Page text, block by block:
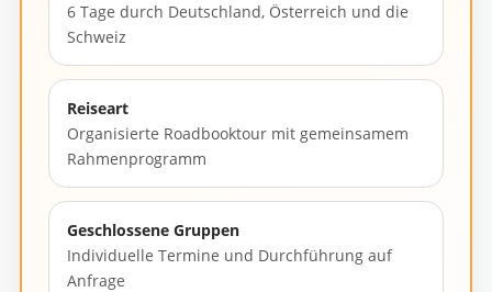
6 Tage durch Deutschland, Österreich und die
Schweiz
Reiseart
Organisierte Roadbooktour mit gemeinsamem
Rahmenprogramm
Geschlossene Gruppen
Individuelle Termine und Durchführung auf
Anfrage